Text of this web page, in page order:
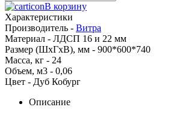
В корзину
Характеристики
Производитель - Витра
Материал - ЛДСП 16 и 22 мм
Размер (ШхГхВ), мм - 900*600*740
Масса, кг - 24
Объем, м3 - 0,06
Цвет - Дуб Кобург
Описание